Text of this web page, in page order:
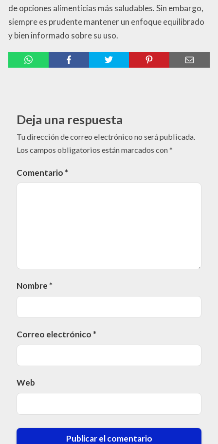
de opciones alimenticias más saludables. Sin embargo,
siempre es prudente mantener un enfoque equilibrado
y bien informado sobre su uso.
Deja una respuesta
Tu dirección de correo electrónico no será publicada.
Los campos obligatorios están marcados con*
Comentario *
Nombre *
Correo electrónico *
Web